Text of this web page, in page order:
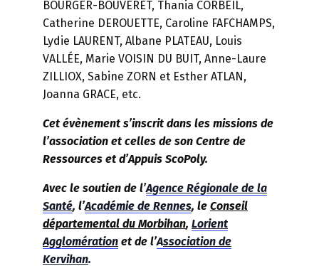
BOURGER-BOUVERET, Thania CORBEIL,
Catherine DEROUETTE, Caroline FAFCHAMPS,
Lydie LAURENT, Albane PLATEAU, Louis
VALLÉE, Marie VOISIN DU BUIT, Anne-Laure
ZILLIOX, Sabine ZORN et Esther ATLAN,
Joanna GRACE, etc.
Cet évènement s’inscrit dans les missions de
l’association et celles de son Centre de
Ressources et d’Appuis ScoPoly.
Avec le soutien de l’Agence Régionale de la
Santé, l’Académie de Rennes, le Conseil
départemental du Morbihan, Lorient
Agglomération et de l’Association de
Kervihan.